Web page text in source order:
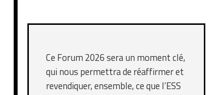
Ce Forum 2026 sera un moment clé,
qui nous permettra de réaffirmer et
revendiquer, ensemble, ce que l’ESS